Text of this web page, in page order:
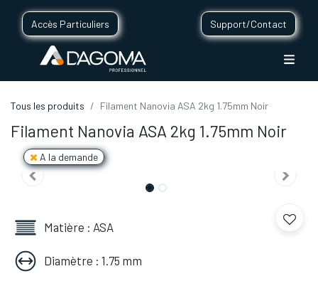
Accès Particuliers Support/Contact
Tous les produits Filament Nanovia ASA 2kg 1.75mm Noir
Filament Nanovia ASA 2kg 1.75mm Noir
A la demande
Matière : ASA
Diamètre : 1.75 mm